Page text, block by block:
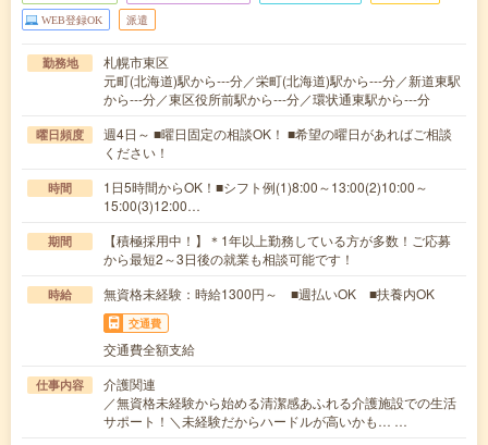
WEB登録OK 派遣
勤務地
札幌市東区
元町(北海道)駅から---分／栄町(北海道)駅から---分／新道東駅
から---分／東区役所前駅から---分／環状通東駅から---分
曜日頻度
週4日～ ■曜日固定の相談OK！ ■希望の曜日があればご相談
ください！
時間
1日5時間からOK！■シフト例(1)8:00～13:00(2)10:00～
15:00(3)12:00…
期間
【積極採用中！】＊1年以上勤務している方が多数！ご応募
から最短2～3日後の就業も相談可能です！
時給 無資格未経験：時給1300円～ ■週払いOK ■扶養内OK
交通費
交通費全額支給
仕事内容
介護関連
／無資格未経験から始める清潔感あふれる介護施設での生活
サポート！＼未経験だからハードルが高いかも… …